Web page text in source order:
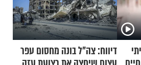
דיווח: צה"ל בונה מחסום עפר